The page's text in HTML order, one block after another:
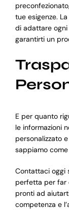
tue esigenze.
di adattare ogni
garantirti un
E per quanto
le informazioni
personalizzato
sappiamo
Contattaci oggi
perfetta per far
pronti ad
competenza e